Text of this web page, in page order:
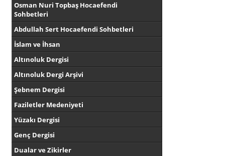
Osman Nuri Topbaş Hocaefendi
Sohbetleri
Abdullah Sert Hocaefendi Sohbetleri
İslam ve İhsan
Altınoluk Dergisi
Altınoluk Dergi Arşivi
Şebnem Dergisi
Faziletler Medeniyeti
Yüzakı Dergisi
Genç Dergisi
Dualar ve Zikirler